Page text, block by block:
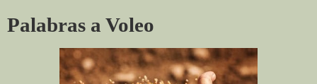
Palabras a Voleo